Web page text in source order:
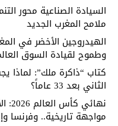
السيادة الصناعية محور
ملامح المغرب الجديد
الهيدروجين الأخضر في
وطموح لقيادة السوق
كتاب “ذاكرة ملك”: لماذا
الثاني بعد 33 عاماً؟
مواجهة تاريخية.. وفرنسا